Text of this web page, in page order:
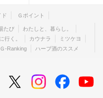
ド Ｇポイント
たび
わたしと、暮らし。
行く。 カウナラ
ミツケヨ
-Ranking ハーブ酒のススメ